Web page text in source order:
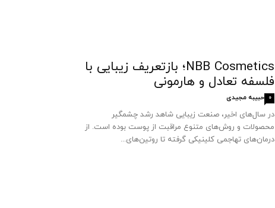
NBB Cosmetics؛ بازتعریف زیبایی با
فلسفه تعادل و هارمونی
حبیبه مجیدی 0
در سال‌های اخیر، صنعت زیبایی شاهد رشد چشمگیر
محصولات و روش‌های متنوع مراقبت از پوست بوده است. از
درمان‌های تهاجمی کلینیکی گرفته تا روتین‌های...